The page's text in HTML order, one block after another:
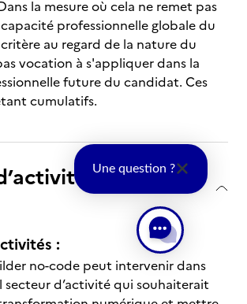
la mesure où cela ne remet pas
professionnelle globale du
au regard de la nature du
vocation à s'appliquer dans la
future du candidat. Ces
cumulatifs.
et type
:
no-code peut intervenir dans
secteur d’activité qui souhaiterait
Une question ?